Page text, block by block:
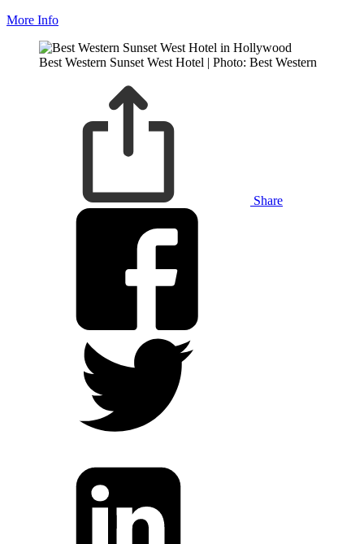
More Info
Best Western Sunset West Hotel | Photo: Best Western
Share